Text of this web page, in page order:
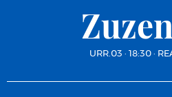
URR.03 · 18:30 ·